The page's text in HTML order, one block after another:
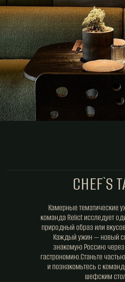
CHEF`S
Камерные тематические
команда Relict исследует
природный образ или
Каждый ужин — новый
знакомую Россию
гастрономию.Станьте
и познакомьтесь с
шефским